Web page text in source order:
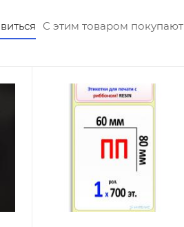
С этим товаром покупают